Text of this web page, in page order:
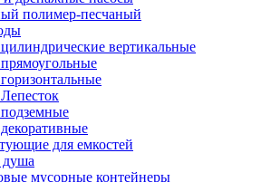
полимер-песчаный
вертикальные
для емкостей
душа
мусорные контейнеры